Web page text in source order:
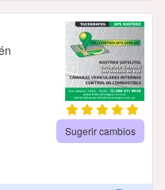
Sugerir cambios